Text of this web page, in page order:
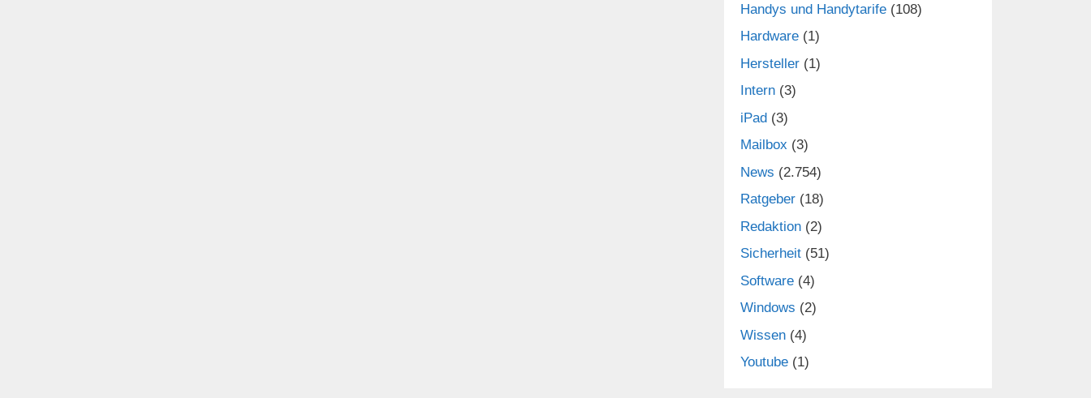
Handys und Handytarife (108)
Hardware (1)
Hersteller (1)
Intern (3)
iPad (3)
Mailbox (3)
News (2.754)
Ratgeber (18)
Redaktion (2)
Sicherheit (51)
Software (4)
Windows (2)
Wissen (4)
Youtube (1)